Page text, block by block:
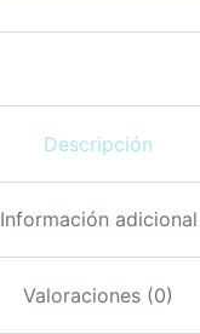
Descripción
Información adicional
Valoraciones (0)